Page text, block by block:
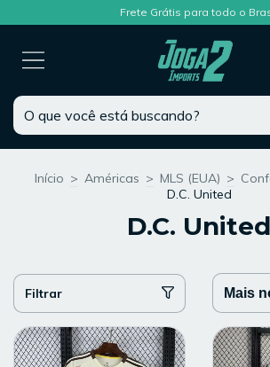
Frete Grátis para todo o
Início > Américas > MLS (EUA) >
D.C. United
D.C. United
Filtrar